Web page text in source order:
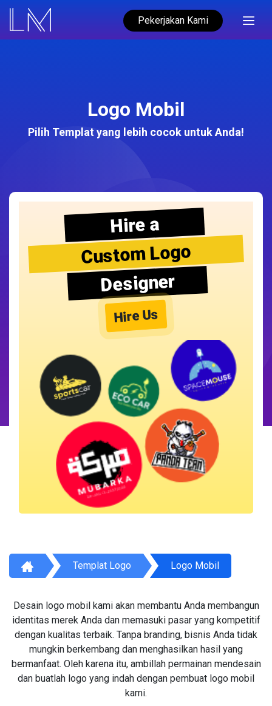
Pekerjakan Kami
Logo Mobil
Pilih Templat yang lebih cocok untuk Anda!
Hire a
Custom Logo
Designer
Hire Us
Templat Logo Logo Mobil
Desain logo mobil kami akan membantu Anda membangun
identitas merek Anda dan memasuki pasar yang kompetitif
dengan kualitas terbaik. Tanpa branding, bisnis Anda tidak
mungkin berkembang dan menghasilkan hasil yang
bermanfaat. Oleh karena itu, ambillah permainan mendesain
dan buatlah logo yang indah dengan pembuat logo mobil
kami.